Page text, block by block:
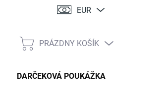
EUR
NÁKUPNÝ
PRÁZDNY KOŠÍK
DARČEKOVÁ POUKÁŽKA